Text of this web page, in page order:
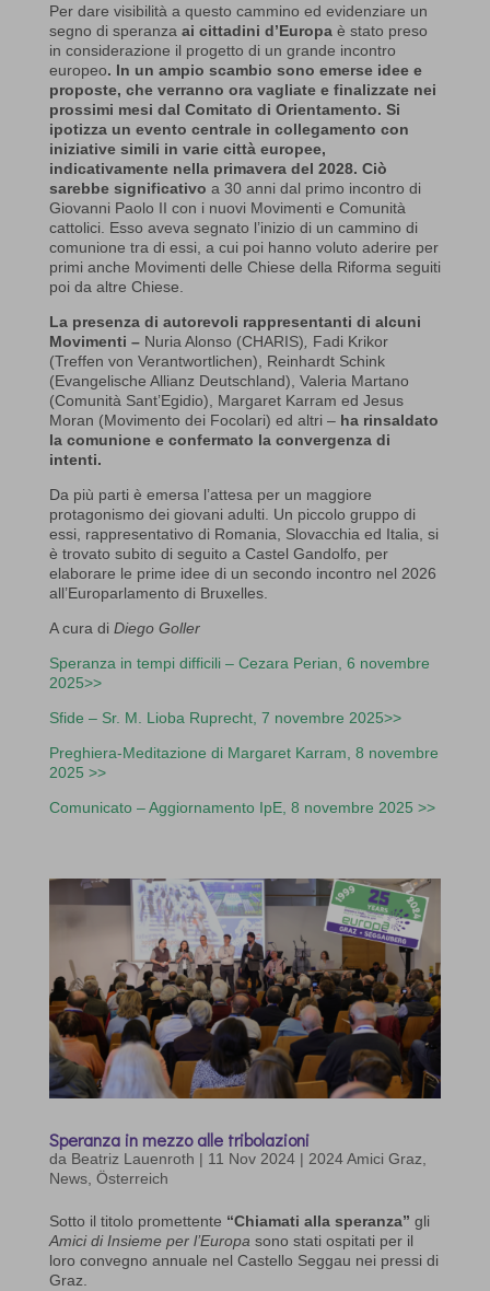
Per dare visibilità a questo cammino ed evidenziare un
segno di speranza ai cittadini d’Europaè stato preso
in considerazione il progetto di un grande incontro
europeo. In un ampio scambio sono emerse idee e
proposte, che verranno ora vagliate e finalizzate nei
prossimi mesi dal Comitato di Orientamento. Si
ipotizza un evento centrale in collegamento con
iniziative simili in varie città europee,
indicativamente nella primavera del 2028. Ciò
sarebbe significativo a 30 anni dal primo incontro di
Giovanni Paolo II con i nuovi Movimenti e Comunità
cattolici. Esso aveva segnato l’inizio di un cammino di
comunione tra di essi, a cui poi hanno voluto aderire per
primi anche Movimenti delle Chiese della Riforma seguiti
poi da altre Chiese.
La presenza di autorevoli rappresentanti di alcuni
Movimenti –Nuria Alonso (CHARIS)
Fadi Krikor
(Treffen von Verantwortlichen), Reinhardt Schink
(Evangelische Allianz Deutschland), Valeria Martano
(Comunità Sant’Egidio), Margaret Karram ed Jesus
Moran (Movimento dei Focolari) ed altri – ha rinsaldato
la comunione e confermato la convergenza di
intenti.
Da più parti è emersa l’attesa per un maggiore
protagonismo dei giovani adulti. Un piccolo gruppo di
essi, rappresentativo di Romania, Slovacchia ed Italia, si
è trovato subito di seguito a Castel Gandolfo, per
elaborare le prime idee di un secondo incontro nel 2026
all’Europarlamento di Bruxelles.
A cura di Diego Goller
Speranza in tempi difficili – Cezara Perian, 6 novembre
2025>>
Sfide – Sr. M. Lioba Ruprecht, 7 novembre 2025>>
Preghiera-Meditazione di Margaret Karram, 8 novembre
2025 >>
Comunicato – Aggiornamento IpE, 8 novembre 2025 >>
Speranza in mezzo alle tribolazioni
da Beatriz Lauenroth | 11 Nov 2024| 2024 Amici Graz,
News, Österreich
Sotto il titolo promettente “Chiamati alla speranza” gli
Amici di Insieme per l’Europa sono stati ospitati per il
loro convegno annuale nel Castello Seggau nei pressi di
Graz.